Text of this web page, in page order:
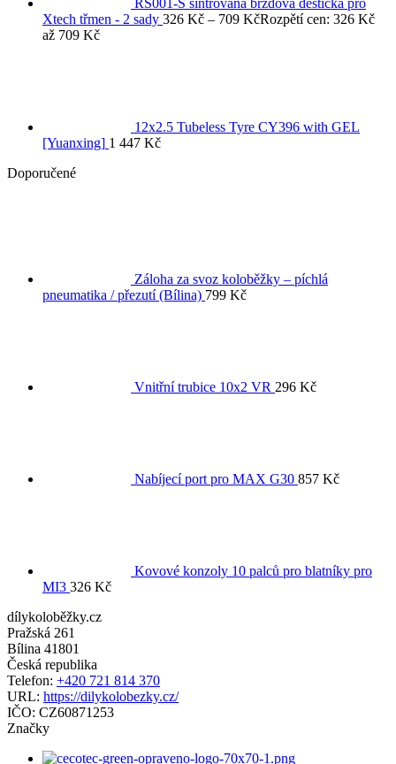
Xtech třmen - 2 sady 326 Kč – 709 KčRozpětí cen: 326 Kč
až 709 Kč
12x2.5 Tubeless Tyre CY396 with GEL
[Yuanxing] 1 447 Kč
Doporučené
Záloha za svoz koloběžky – píchlá
pneumatika / přezutí (Bílina) 799 Kč
Vnitřní trubice 10x2 VR 296 Kč
Nabíjecí port pro MAX G30 857 Kč
Kovové konzoly 10 palců pro blatníky pro
MI3 326 Kč
dílykoloběžky.cz
Pražská 261
Bílina 41801
Česká republika
Telefon: +420 721 814 370
URL: https://dilykolobezky.cz/
IČO: CZ60871253
Značky